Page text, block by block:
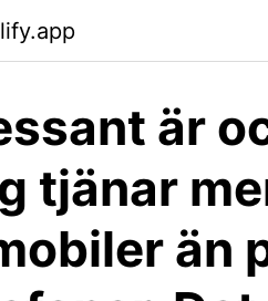
är
tjänar
än